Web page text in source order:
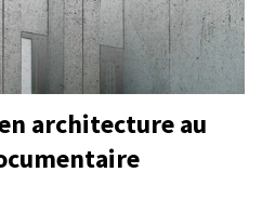
architecture au